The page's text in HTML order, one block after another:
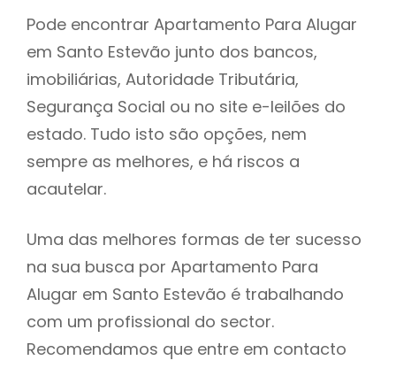
Pode encontrar Apartamento Para Alugar
em Santo Estevão junto dos bancos,
imobiliárias, Autoridade Tributária,
Segurança Social ou no site e-leilões do
estado. Tudo isto são opções, nem
sempre as melhores, e há riscos a
acautelar.
Uma das melhores formas de ter sucesso
na sua busca por Apartamento Para
Alugar em Santo Estevão é trabalhando
com um profissional do sector.
Recomendamos que entre em contacto